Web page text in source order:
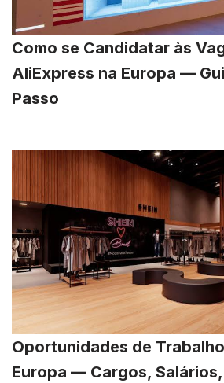
Como se Candidatar às
AliExpress na Europa —
Passo
Oportunidades de Trabalho
Europa — Cargos,